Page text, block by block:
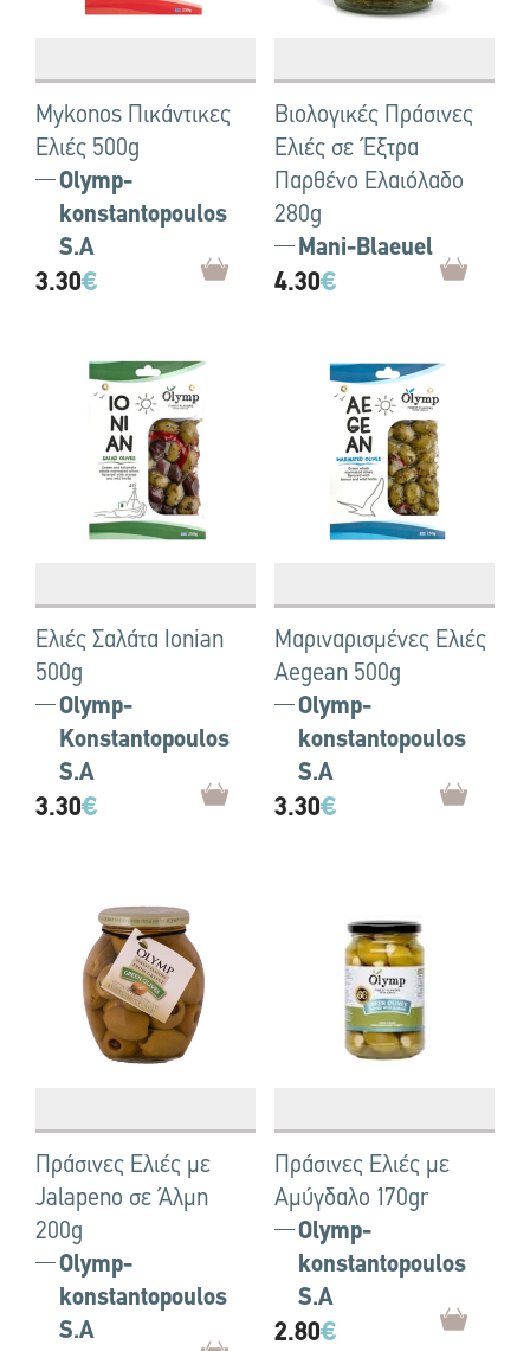
Mykonos Πικάντικες
Ελιές 500g
Olymp-
konstantopoulos
S.A
3.30€
Βιολογικές Πράσινες
Ελιές σε Έξτρα
Παρθένο Ελαιόλαδο
280g
Mani-Blaeuel
4.30€
Ελιές Σαλάτα Ionian
500g
Olymp-
Konstantopoulos
S.A
3.30€
Μαριναρισμένες Ελιές
Aegean 500g
Olymp-
konstantopoulos
S.A
3.30€
Πράσινες Ελιές με
Jalapeno σε Άλμη
200g
Olymp-
konstantopoulos
S.A
Πράσινες Ελιές με
Αμύγδαλο 170gr
Olymp-
konstantopoulos
S.A
2.80€